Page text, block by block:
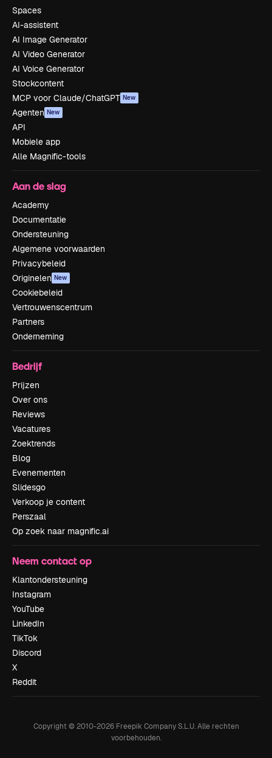
Spaces
AI-assistent
AI Image Generator
AI Video Generator
AI Voice Generator
Stockcontent
MCP voor Claude/ChatGPT New
Agenten New
API
Mobiele app
Alle Magnific-tools
Aan de slag
Academy
Documentatie
Ondersteuning
Algemene voorwaarden
Privacybeleid
Originelen New
Cookiebeleid
Vertrouwenscentrum
Partners
Onderneming
Bedrijf
Prijzen
Over ons
Reviews
Vacatures
Zoektrends
Blog
Evenementen
Slidesgo
Verkoop je content
Perszaal
Op zoek naar magnific.ai
Neem contact op
Klantondersteuning
Instagram
YouTube
LinkedIn
TikTok
Discord
X
Reddit
Copyright © 2010-2026Freepik Company S.L.U. Alle rechten
voorbehouden.